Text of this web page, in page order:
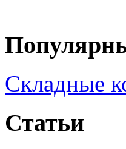
Складные
Статьи